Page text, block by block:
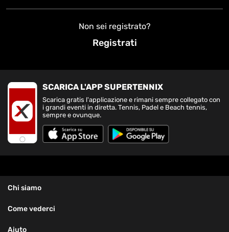
Non sei registrato?
Registrati
SCARICA L'APP SUPERTENNIX
Scarica gratis l'applicazione e rimani sempre collegato con
i grandi eventi in diretta. Tennis, Padel e Beach tennis,
sempre e ovunque.
Chi siamo
Come vederci
Aiuto